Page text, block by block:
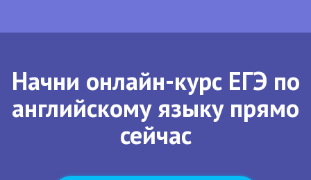
Начни онлайн-курс ЕГЭ по
английскому языку прямо
сейчас